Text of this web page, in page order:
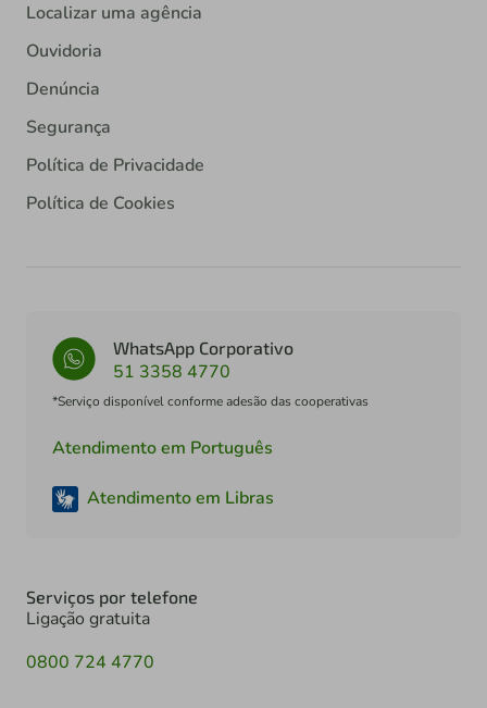
Localizar uma agência
Ouvidoria
Denúncia
Segurança
Política de Privacidade
Política de Cookies
WhatsApp Corporativo
51 3358 4770
*Serviço disponível conforme adesão das cooperativas
Atendimento em Português
Atendimento em Libras
Serviços por telefone
Ligação gratuita
0800 724 4770